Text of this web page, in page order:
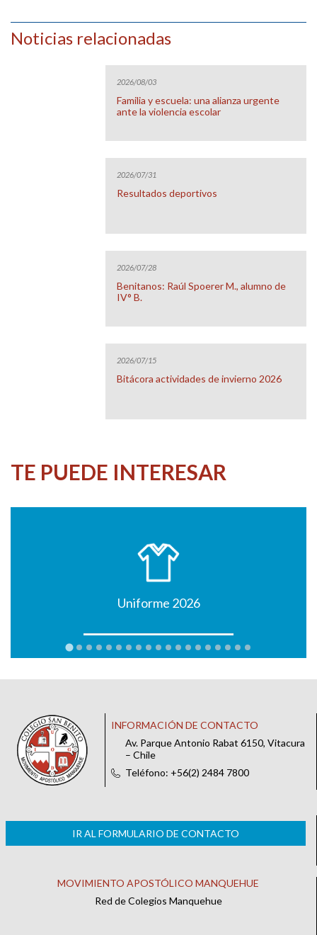
Noticias relacionadas
2026/08/03
Familia y escuela: una alianza urgente
ante la violencia escolar
2026/07/31
Resultados deportivos
2026/07/28
Benitanos: Raúl Spoerer M., alumno de
IV° B.
2026/07/15
Bitácora actividades de invierno 2026
TE PUEDE INTERESAR
Uniforme 2026
INFORMACIÓN DE CONTACTO
Av. Parque Antonio Rabat 6150, Vitacura
– Chile
Teléfono: +56(2) 2484 7800
IR AL FORMULARIO DE CONTACTO
MOVIMIENTO APOSTÓLICO MANQUEHUE
Red de Colegios Manquehue